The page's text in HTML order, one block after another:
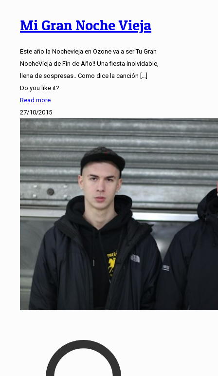
Mi Gran Noche Vieja
Este año la Nochevieja en Ozone va a ser Tu Gran
NocheVieja de Fin de Año!! Una fiesta inolvidable,
llena de sospresas.. Como dice la canción
Do you like it?
Read more
27/10/2015